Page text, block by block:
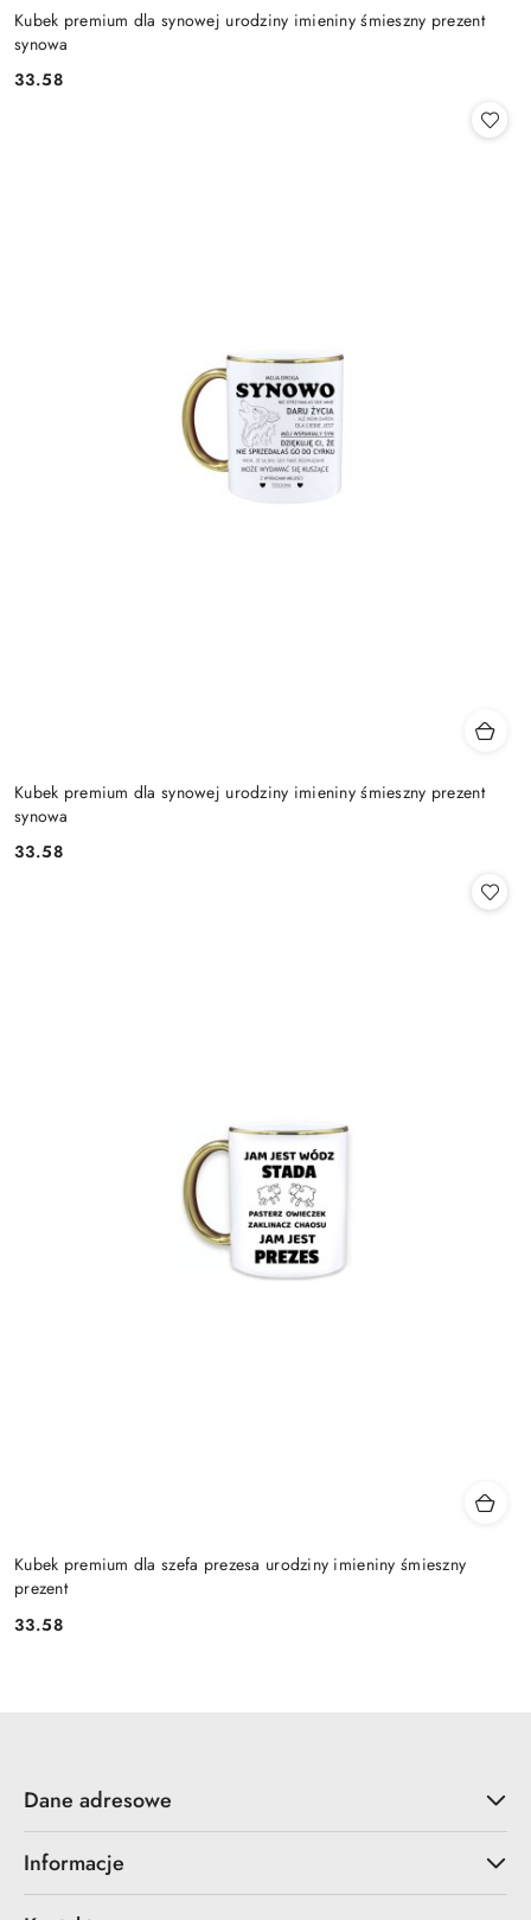
Kubek premium dla synowej urodziny imieniny śmieszny prezent
synowa
Cena:
33.58
Kubek premium dla synowej urodziny imieniny śmieszny prezent
synowa
Cena:
33.58
Kubek premium dla szefa prezesa urodziny imieniny śmieszny
prezent
Cena:
33.58
Dane adresowe
Informacje